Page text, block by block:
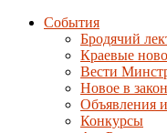
События
Бродячий
Краевые
Вести
Новое в
Объявления
Конкурсы